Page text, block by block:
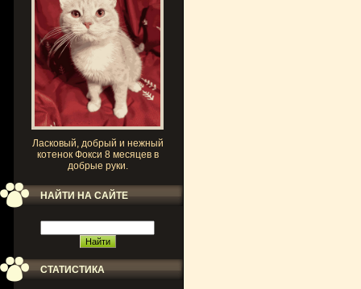
Ласковый, добрый и нежный
котенок Фокси 8 месяцев в
добрые руки.
НАЙТИ НА САЙТЕ
СТАТИСТИКА